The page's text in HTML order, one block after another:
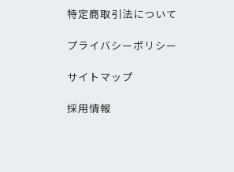
特定商取引法について
プライバシーポリシー
サイトマップ
採用情報